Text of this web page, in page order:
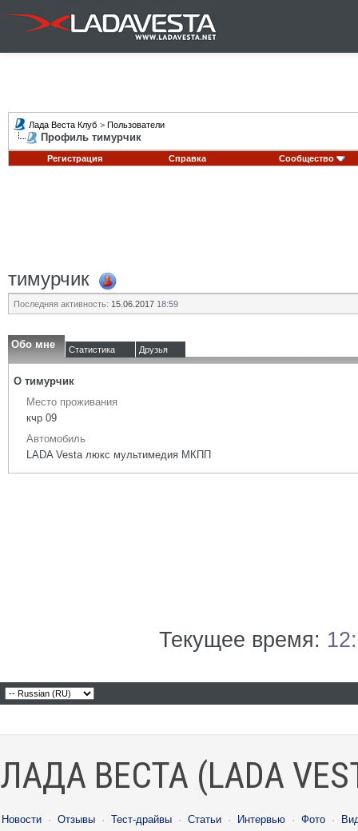
Лада Веста Клуб > Пользователи
Профиль тимурчик
Регистрация Справка Сообщество
тимурчик
Последняя активность: 15.06.2017 18:59
Обо мне Статистика Друзья
О тимурчик
Место проживания
кчр 09
Автомобиль
LADA Vesta люкс мультимедия МКПП
Текущее время:
ЛАДА ВЕСТА (LADA
Новости · Отзывы · Тест-драйвы · Статьи · Интервью · Фото ·